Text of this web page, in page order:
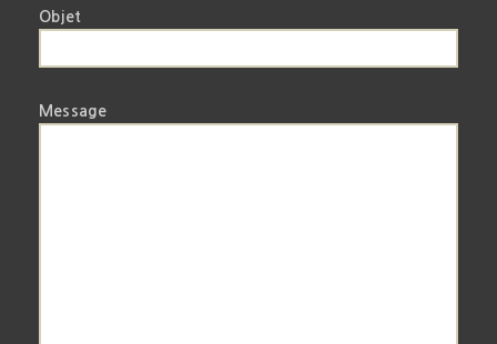
Objet
Message